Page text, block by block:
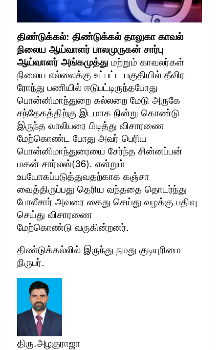
திண்டுக்கல்: திண்டுக்கல் தாலுகா காவல்
நிலைய ஆய்வாளர் பாலமுருகன் சார்பு
ஆய்வாளர் அங்கமுத்து மற்றும் காவலர்கள்
நிலைய எல்லைக்கு உட்பட்ட பகுதியில் தீவிர
ரோந்து பணியில் ஈடுபட்டிருந்தபோது
பொன்னிமாந்துறை கல்லறை மேடு அருகே
சந்தேகத்திற்கு இடமாக நின்று கொண்டு
இருந்த வாலிபரை பிடித்து விசாரணை
மேற்கொண்ட போது அவர் பெரிய
பொன்னிமாந்துரையை சேர்ந்த சின்னப்பன்
மகன் சார்லஸ்(36). என்றும்
உபயோகப்படுத்துவதற்காக கஞ்சா
வைத்திருப்பது தெரிய வந்ததை தொடர்ந்து
போலீசார் அவரை கைது செய்து வழக்கு பதிவு
செய்து விசாரணை
மேற்கொண்டு வருகின்றனர்.
திண்டுக்கல்லில் இருந்து நமது குடியுரிமை
நிருபர்.
திரு.அழகுராஜா